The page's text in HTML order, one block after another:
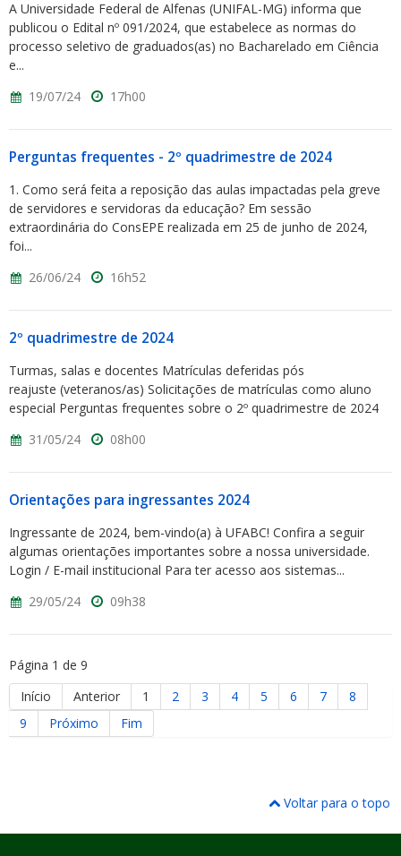
A Universidade Federal de Alfenas (UNIFAL-MG) informa que
publicou o Edital nº 091/2024, que estabelece as normas do
processo seletivo de graduados(as) no Bacharelado em Ciência
e...
19/07/24
17h00
Perguntas frequentes - 2º quadrimestre de 2024
1. Como será feita a reposição das aulas impactadas pela greve
de servidores e servidoras da educação? Em sessão
extraordinária do ConsEPE realizada em 25 de junho de 2024,
foi...
26/06/24
16h52
2º quadrimestre de 2024
Turmas, salas e docentes Matrículas deferidas pós
reajuste (veteranos/as) Solicitações de matrículas como aluno
especial Perguntas frequentes sobre o 2º quadrimestre de 2024
31/05/24
08h00
Orientações para ingressantes 2024
Ingressante de 2024, bem-vindo(a) à UFABC! Confira a seguir
algumas orientações importantes sobre a nossa universidade.
Login / E-mail institucional Para ter acesso aos sistemas...
29/05/24
09h38
Página 1 de 9
Início
Anterior 1 2 3 4 5 6 7
8
9
Próximo Fim
Voltar para o topo